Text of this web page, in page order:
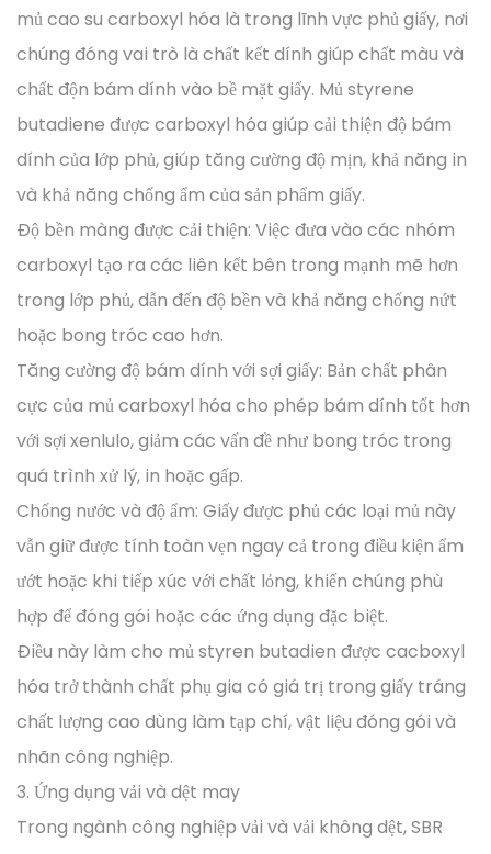
mủ cao su carboxyl hóa là trong lĩnh vực phủ giấy, nơi
chúng đóng vai trò là chất kết dính giúp chất màu và
chất độn bám dính vào bề mặt giấy. Mủ styrene
butadiene được carboxyl hóa giúp cải thiện độ bám
dính của lớp phủ, giúp tăng cường độ mịn, khả năng in
và khả năng chống ẩm của sản phẩm giấy.
Độ bền màng được cải thiện: Việc đưa vào các nhóm
carboxyl tạo ra các liên kết bên trong mạnh mẽ hơn
trong lớp phủ, dẫn đến độ bền và khả năng chống nứt
hoặc bong tróc cao hơn.
Tăng cường độ bám dính với sợi giấy: Bản chất phân
cực của mủ carboxyl hóa cho phép bám dính tốt hơn
với sợi xenlulo, giảm các vấn đề như bong tróc trong
quá trình xử lý, in hoặc gấp.
Chống nước và độ ẩm: Giấy được phủ các loại mủ này
vẫn giữ được tính toàn vẹn ngay cả trong điều kiện ẩm
ướt hoặc khi tiếp xúc với chất lỏng, khiến chúng phù
hợp để đóng gói hoặc các ứng dụng đặc biệt.
Điều này làm cho mủ styren butadien được cacboxyl
hóa trở thành chất phụ gia có giá trị trong giấy tráng
chất lượng cao dùng làm tạp chí, vật liệu đóng gói và
nhãn công nghiệp.
3. Ứng dụng vải và dệt may
Trong ngành công nghiệp vải và vải không dệt, SBR